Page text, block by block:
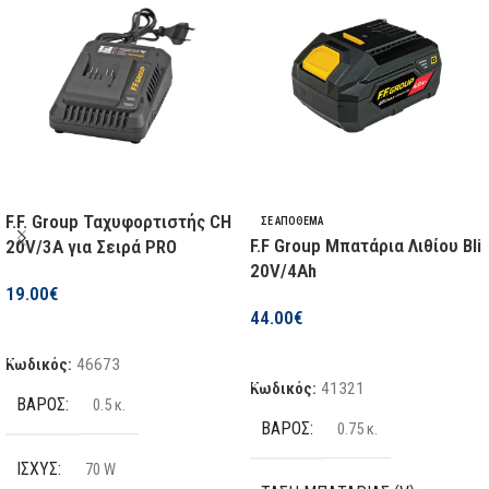
F.F. Group Ταχυφορτιστής CH
20V/3A για Σειρά PRO
19.00€
Κωδικός: 46673
ΒΆΡΟΣ 0.5 κ.
ΙΣΧΎΣ 70 W
ΣΕ ΑΠΌΘΕΜΑ
F.F Group Μπατάρια Λιθίου Bli
20V/4Ah
44.00€
Κωδικός: 41321
ΒΆΡΟΣ 0.75 κ.